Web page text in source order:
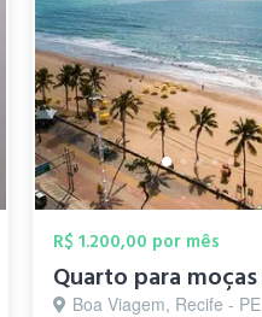
R$ 1.200,00 por mês
Boa Viagem, Recife - PE